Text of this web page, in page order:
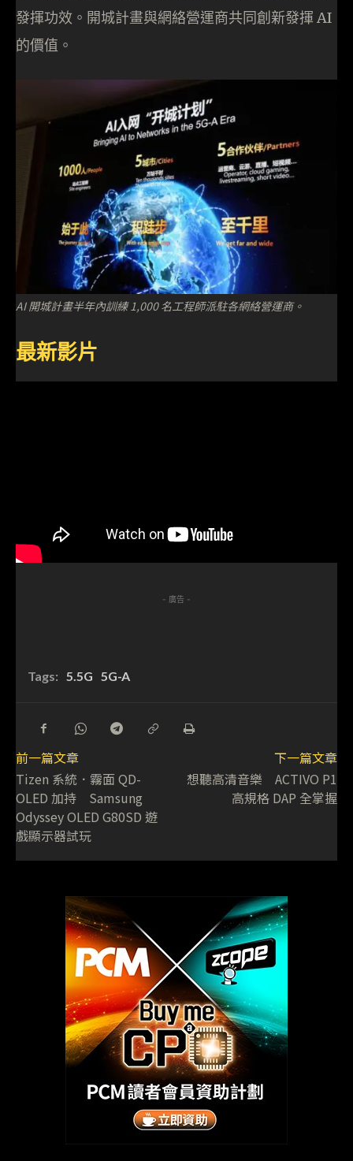
發揮功效。開城計畫與網絡營運商共同創新發揮 AI
的價值。
AI 開城計畫半年內訓練 1,000 名工程師派駐各網絡營運商。
最新影片
- 廣告 -
Tags: 5.5G 5G-A
前一篇文章
Tizen 系統．霧面 QD-
OLED 加持 Samsung
Odyssey OLED G80SD 遊
戲顯示器試玩
下一篇文章
想聽高清音樂 ACTIVO P1
高規格 DAP 全掌握